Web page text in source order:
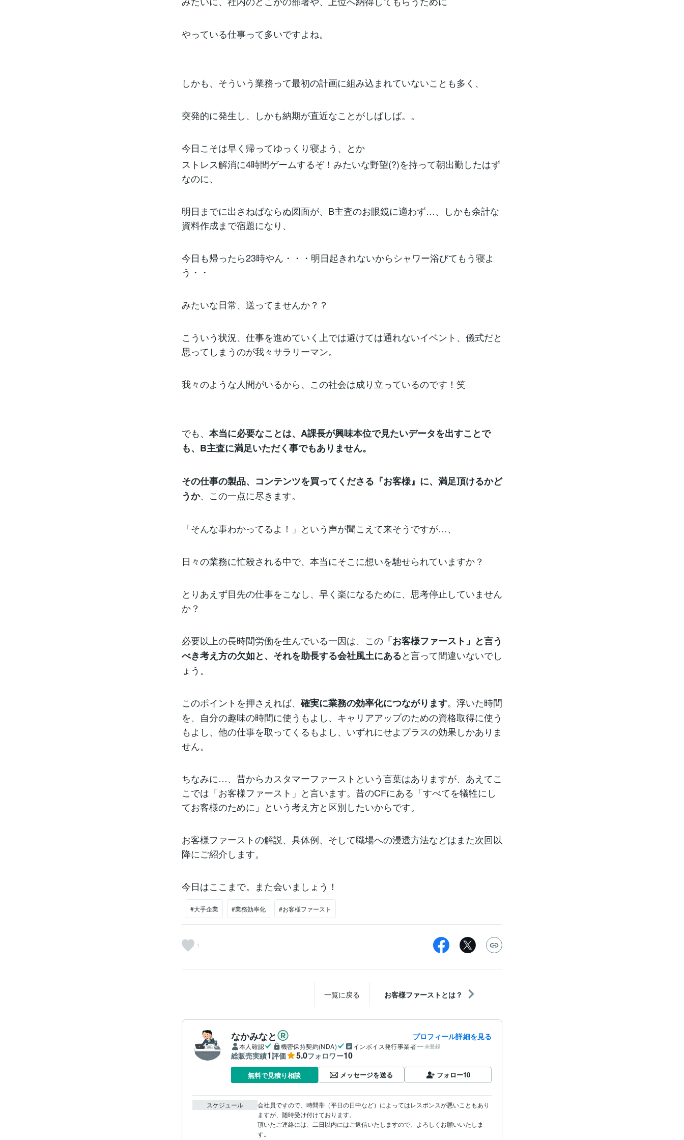
やっている仕事って多いですよね。
しかも、そういう業務って最初の計画に組み込まれていないことも多く、
突発的に発生し、しかも納期が直近なことがしばしば。。
今日こそは早く帰ってゆっくり寝よう、とか
ストレス解消に4時間ゲームするぞ！みたいな野望(?)を持って朝出勤したはず
なのに、
明日までに出さねばならぬ図面が、B主査のお眼鏡に適わず…、しかも余計な
資料作成まで宿題になり、
今日も帰ったら23時やん・・・明日起きれないからシャワー浴びてもう寝よ
う・・
みたいな日常、送ってませんか？？
こういう状況、仕事を進めていく上では避けては通れないイベント、儀式だと
思ってしまうのが我々サラリーマン。
我々のような人間がいるから、この社会は成り立っているのです！笑
でも、 本当に必要なことは、A課長が興味本位で見たいデータを出すことで
も、B主査に満足いただく事でもありません。
その仕事の製品、コンテンツを買ってくださる『お客様』に、満足頂けるかど
うか、この一点に尽きます。
「そんな事わかってるよ！」という声が聞こえて来そうですが…、
日々の業務に忙殺される中で、本当にそこに想いを馳せられていますか？
とりあえず目先の仕事をこなし、早く楽になるために、思考停止していません
か？
必要以上の長時間労働を生んでいる一因は、この 「お客様ファースト」と言う
べき考え方の欠如と、それを助長する会社風土にあると言って間違いないでし
ょう。
このポイントを押さえれば、確実に業務の効率化につながります。浮いた時間
を、自分の趣味の時間に使うもよし、キャリアアップのための資格取得に使う
もよし、他の仕事を取ってくるもよし、いずれにせよプラスの効果しかありま
せん。
ちなみに…、昔からカスタマーファーストという言葉はありますが、あえてこ
こでは「お客様ファースト」と言います。昔のCFにある「すべてを犠牲にし
てお客様のために」という考え方と区別したいからです。
お客様ファーストの解説、具体例、そして職場への浸透方法などはまた次回以
降にご紹介します。
今日はここまで。また会いましょう！
#大手企業 #業務効率化 #お客様ファースト
1
一覧に戻る お客様ファーストとは？
なかみなと プロフィール詳細を見る
本人確認 機密保持契約(NDA) インボイス発行事業者 未登録
総販売実績1評価 5.0フォロワー10
無料で見積り相談 メッセージを送る フォロー10
スケジュール
会社員ですので、時間帯（平日の日中など）によってはレスポンスが悪いこともあり
ますが、随時受け付けております。
頂いたご連絡には、二日以内にはご返信いたしますので、よろしくお願いいたしま
す。